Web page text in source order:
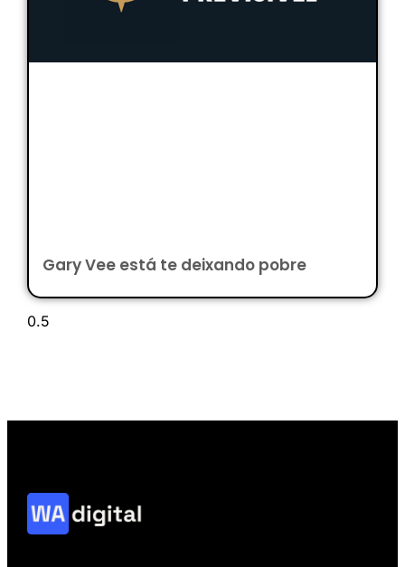
Gary Vee está te deixando pobre